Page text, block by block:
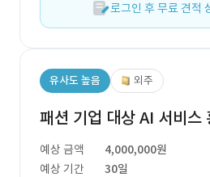
로그인 후 무료 견적
유사도 높음 외주
패션 기업 대상 AI 서비스
예상 금액
4,000,000원
예상 기간
30일